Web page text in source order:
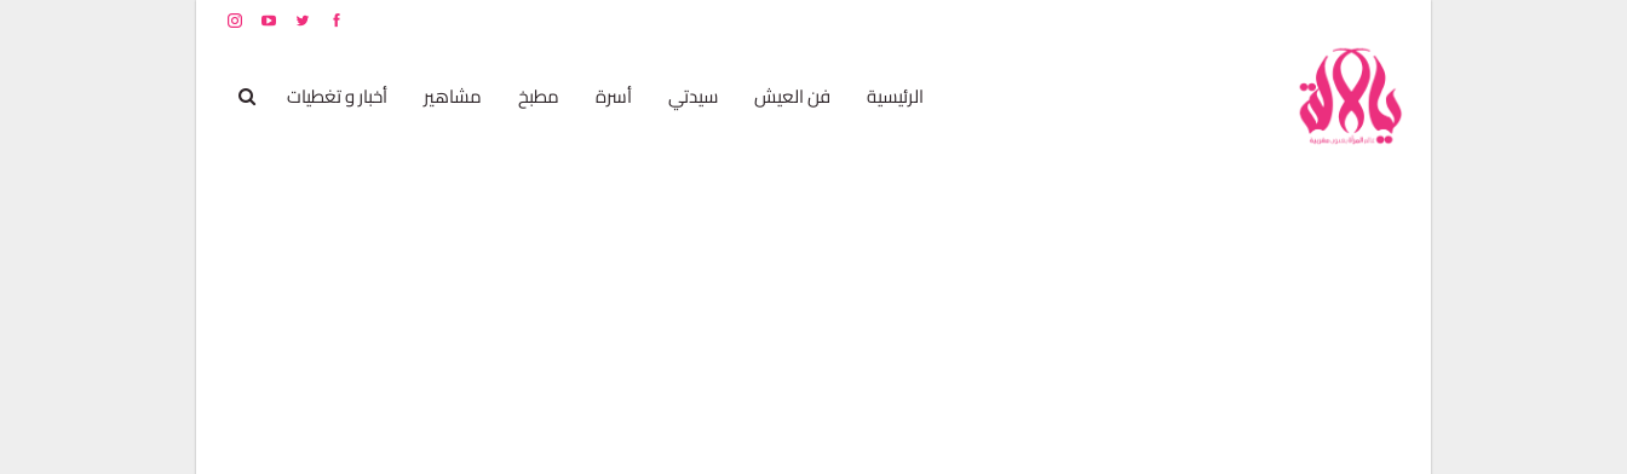
الرئيسية فن العيش سيدتي أسرة مطبخ مشاهير أخبار و تغطيات